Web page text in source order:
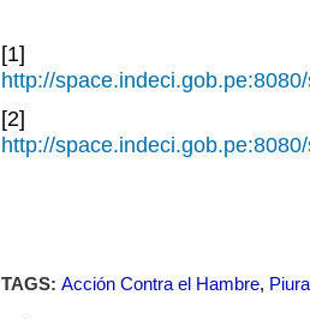
[1]
http://
[2]
http://
TAGS: Acción Contra el Hambre, Piura